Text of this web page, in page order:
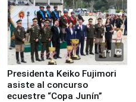
11
Presidenta Keiko Fujimori
asiste al concurso
ecuestre “Copa Junín”